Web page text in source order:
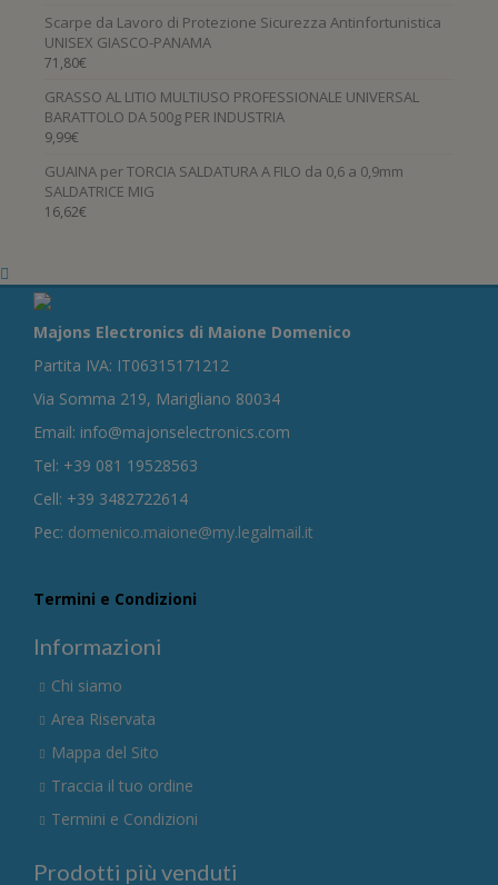
Scarpe da Lavoro di Protezione Sicurezza Antinfortunistica
UNISEX GIASCO-PANAMA
71,80€
GRASSO AL LITIO MULTIUSO PROFESSIONALE UNIVERSAL
BARATTOLO DA 500g PER INDUSTRIA
9,99€
GUAINA per TORCIA SALDATURA A FILO da 0,6 a 0,9mm
SALDATRICE MIG
16,62€
Majons Electronics di Maione Domenico
Partita IVA: IT06315171212
Via Somma 219, Marigliano 80034
Email: info@majonselectronics.com
Tel: +39 081 19528563
Cell: +39 3482722614
Pec: domenico.maione@my.legalmail.it
Termini e Condizioni
Informazioni
Chi siamo
Area Riservata
Mappa del Sito
Traccia il tuo ordine
Termini e Condizioni
Prodotti più venduti